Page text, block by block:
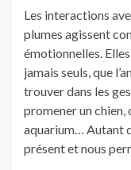
Les interactions
plumes agissent
émotionnelles.
jamais seuls, que
trouver dans les
promener un chien,
aquarium… Autant
présent et nous